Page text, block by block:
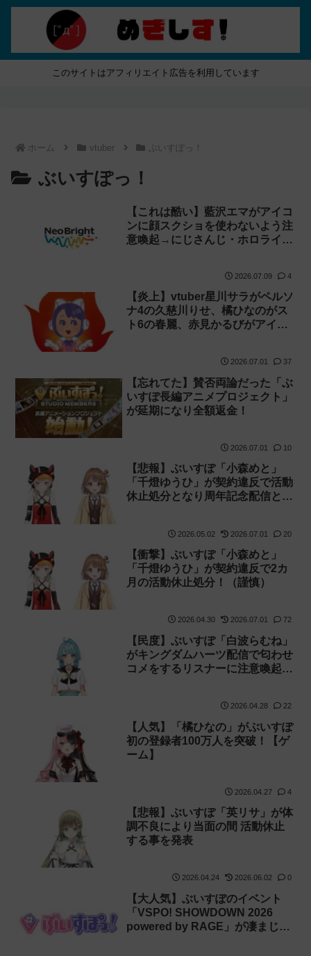
このサイトはアフィリエイト広告を利用しています
ホーム vtuber ぶいすぽっ！
ぶいすぽっ！
【これは酷い】藍沢エマがアイコ
ンに顔スクショを使わないよう注
意喚起→にじさんじ・ホロライ
ライバー事務所「NeoBright（ネ
オブライト）」が謝罪！
2026.07.09 4
【炎上】vtuber星川サラがペルソ
ナ4の久慈川りせ、橘ひなのがス
ト6の春麗、赤見かるびがアイマ
2026.07.01 37
【忘れてた】賛否両論だった「ぶ
いすぽ長編アニメプロジェクト」
が延期になり全額返金！
2026.07.01 10
【悲報】ぶいすぽ「小森めと」
「千燈ゆうひ」が契約違反で活動
休止処分となり周年記念配信とグ
2026.05.02 2026.07.01 20
【衝撃】ぶいすぽ「小森めと」
「千燈ゆうひ」が契約違反で2カ
月の活動休止処分！（謹慎）
2026.04.30 2026.07.01 72
【民度】ぶいすぽ「白波らむね」
がキングダムハーツ配信で匂わせ
コメをするリスナーに注意喚起！
2026.04.28 22
【人気】「橘ひなの」がぶいすぽ
初の登録者100万人を突破！【ゲ
ーム】
2026.04.27 4
【悲報】ぶいすぽ「英リサ」が体
調不良により当面の間 活動休止
する事を発表
2026.04.24 2026.06.02 0
【大人気】ぶいすぽのイベント
「VSPO! SHOWDOWN 2026
powered by RAGE」が凄まじい